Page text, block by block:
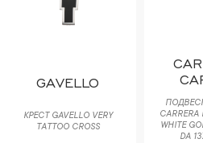
GAVELLO
КРЕСТ GAVELLO VERY
TATTOO CROSS
CARRERA
WHITE
DA